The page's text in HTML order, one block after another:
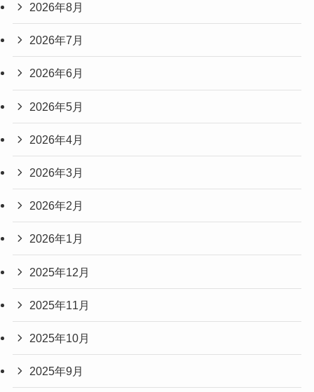
2026年8月
2026年7月
2026年6月
2026年5月
2026年4月
2026年3月
2026年2月
2026年1月
2025年12月
2025年11月
2025年10月
2025年9月